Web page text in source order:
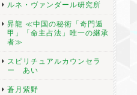
ルネ・ヴァンダール研究所
昇龍 ≪中国の秘術「奇門遁
甲」「命主占法」唯一の継承
者≫
スピリチュアルカウンセラ
ー あい
蒼月紫野